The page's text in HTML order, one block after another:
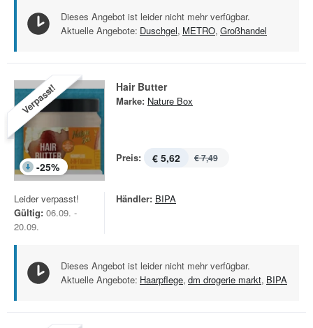
Dieses Angebot ist leider nicht mehr verfügbar.
Aktuelle Angebote: Duschgel, METRO, Großhandel
Verpasst!
-25%
Hair Butter
Marke: Nature Box
Preis: € 5,62 € 7,49
Leider verpasst!
Gültig: 06.09. -
20.09.
Händler: BIPA
Dieses Angebot ist leider nicht mehr verfügbar.
Aktuelle Angebote: Haarpflege, dm drogerie markt, BIPA